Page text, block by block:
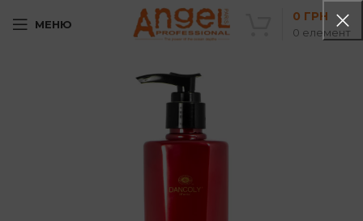
МЕНЮ
0 елемент
0 ГРН